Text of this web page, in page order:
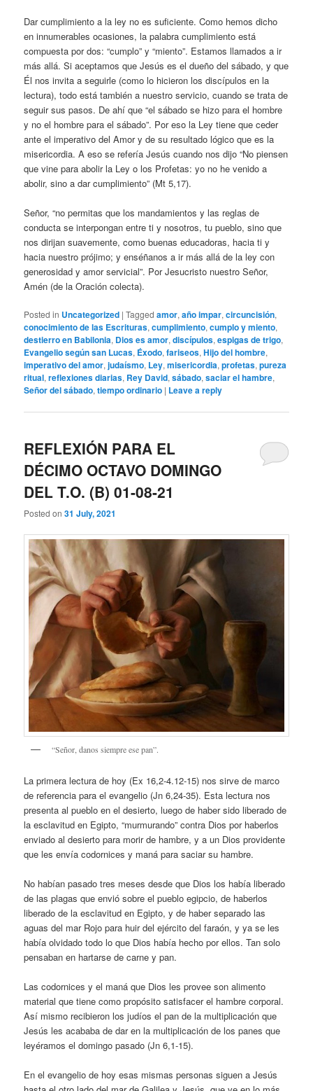
Dar cumplimiento a la ley no es suficiente. Como hemos dicho
en innumerables ocasiones, la palabra cumplimiento está
compuesta por dos: “cumplo” y “miento”. Estamos llamados a ir
más allá. Si aceptamos que Jesús es el dueño del sábado, y que
Él nos invita a seguirle (como lo hicieron los discípulos en la
lectura), todo está también a nuestro servicio, cuando se trata de
seguir sus pasos. De ahí que “el sábado se hizo para el hombre
y no el hombre para el sábado”. Por eso la Ley tiene que ceder
ante el imperativo del Amor y de su resultado lógico que es la
misericordia. A eso se refería Jesús cuando nos dijo “No piensen
que vine para abolir la Ley o los Profetas: yo no he venido a
abolir, sino a dar cumplimiento” (Mt 5,17).
Señor, “no permitas que los mandamientos y las reglas de
conducta se interpongan entre ti y nosotros, tu pueblo, sino que
nos dirijan suavemente, como buenas educadoras, hacia ti y
hacia nuestro prójimo; y enséñanos a ir más allá de la ley con
generosidad y amor servicial”. Por Jesucristo nuestro Señor,
Amén (de la Oración colecta).
Posted in Uncategorized |Tagged amor,año impar,circuncisión,
conocimiento de las Escrituras,cumplimiento,cumplo y miento,
destierro en Babilonia, Dios es amor,discípulos,espigas de trigo,
Evangelio según san Lucas, Éxodo,fariseos,Hijo del hombre,
imperativo del amor,judaísmo, Ley,misericordia,profetas,pureza
ritual,reflexiones diarias, Rey David,sábado,saciar el hambre,
Señor del sábado,tiempo ordinario | Leave a reply
REFLEXIÓN PARA EL
DÉCIMO OCTAVO DOMINGO
DEL T.O. (B) 01-08-21
Posted on31 July, 2021
“Señor, danos siempre ese pan”.
La primera lectura de hoy (Ex 16,2-4.12-15) nos sirve de marco
de referencia para el evangelio (Jn 6,24-35). Esta lectura nos
presenta al pueblo en el desierto, luego de haber sido liberado de
la esclavitud en Egipto, “murmurando” contra Dios por haberlos
enviado al desierto para morir de hambre, y a un Dios providente
que les envía codornices y maná para saciar su hambre.
No habían pasado tres meses desde que Dios los había liberado
de las plagas que envió sobre el pueblo egipcio, de haberlos
liberado de la esclavitud en Egipto, y de haber separado las
aguas del mar Rojo para huir del ejército del faraón, y ya se les
había olvidado todo lo que Dios había hecho por ellos. Tan solo
pensaban en hartarse de carne y pan.
Las codornices y el maná que Dios les provee son alimento
material que tiene como propósito satisfacer el hambre corporal.
Así mismo recibieron los judíos el pan de la multiplicación que
Jesús les acababa de dar en la multiplicación de los panes que
leyéramos el domingo pasado (Jn 6,1-15).
En el evangelio de hoy esas mismas personas siguen a Jesús